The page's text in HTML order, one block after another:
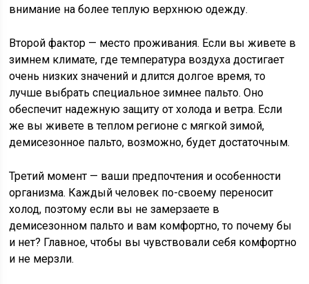
внимание на более теплую верхнюю одежду.
Второй фактор — место проживания. Если вы живете в
зимнем климате, где температура воздуха достигает
очень низких значений и длится долгое время, то
лучше выбрать специальное зимнее пальто. Оно
обеспечит надежную защиту от холода и ветра. Если
же вы живете в теплом регионе с мягкой зимой,
демисезонное пальто, возможно, будет достаточным.
Третий момент — ваши предпочтения и особенности
организма. Каждый человек по-своему переносит
холод, поэтому если вы не замерзаете в
демисезонном пальто и вам комфортно, то почему бы
и нет? Главное, чтобы вы чувствовали себя комфортно
и не мерзли.